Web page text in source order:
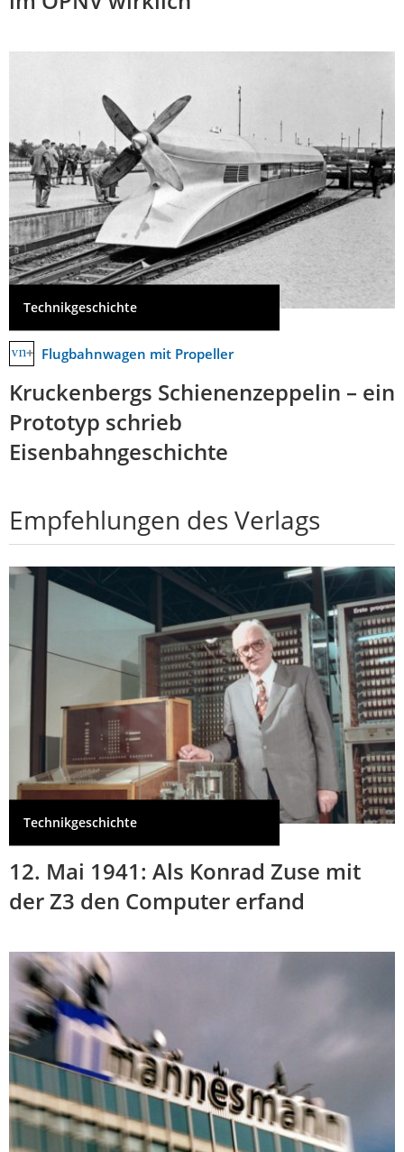
Technikgeschichte
Flugbahnwagen mit Propeller
Kruckenbergs Schienenzeppelin – ein
Prototyp schrieb
Eisenbahngeschichte
Empfehlungen des Verlags
Technikgeschichte
12. Mai 1941: Als Konrad Zuse mit
der Z3 den Computer erfand